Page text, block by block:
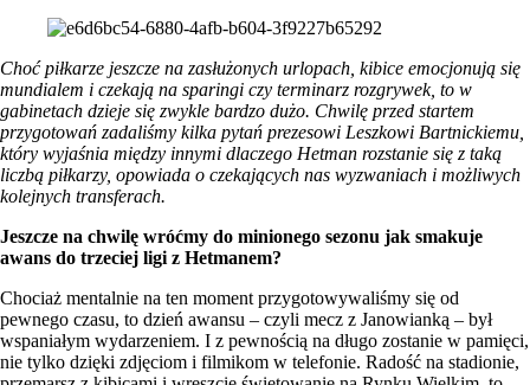
Choć piłkarze jeszcze na zasłużonych urlopach, kibice emocjonują się
mundialem i czekają na sparingi czy terminarz rozgrywek, to w
gabinetach dzieje się zwykle bardzo dużo. Chwilę przed startem
przygotowań zadaliśmy kilka pytań prezesowi Leszkowi Bartnickiemu,
który wyjaśnia między innymi dlaczego Hetman rozstanie się z taką
liczbą piłkarzy, opowiada o czekających nas wyzwaniach i możliwych
kolejnych transferach.
Jeszcze na chwilę wróćmy do minionego sezonu jak smakuje
awans do trzeciej ligi z Hetmanem?
Chociaż mentalnie na ten moment przygotowywaliśmy się od
pewnego czasu, to dzień awansu – czyli mecz z Janowianką – był
wspaniałym wydarzeniem. I z pewnością na długo zostanie w pamięci,
nie tylko dzięki zdjęciom i filmikom w telefonie. Radość na stadionie,